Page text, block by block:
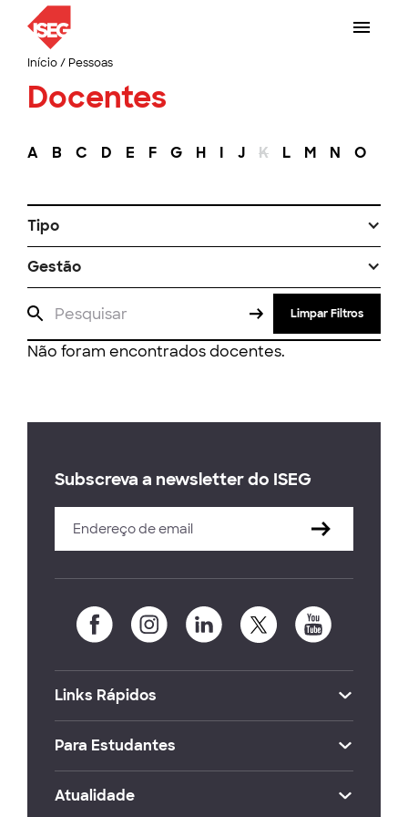
Início/ Pessoas
Docentes
A B C D E F G H I J K L M N O
Tipo
Gestão
Limpar Filtros
Não foram encontrados docentes.
Subscreva a newsletter do ISEG
Links Rápidos
Para Estudantes
Atualidade